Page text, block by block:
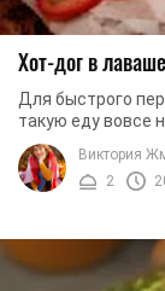
Хот-дог в лаваше
Для быстрого
такую еду вовсе
можно себе
Виктория
2